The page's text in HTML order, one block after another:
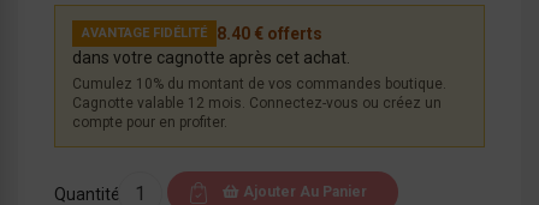
AVANTAGE FIDÉLITÉ
8.40 € offerts
dans votre cagnotte après cet achat.
Cumulez 10% du montant de vos commandes boutique.
Cagnotte valable 12 mois. Connectez-vous ou créez un
compte pour en profiter.
Quantité Ajouter Au Panier